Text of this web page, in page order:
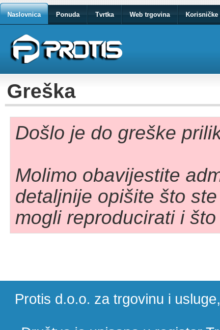
Naslovnica Ponuda Tvrtka Web trgovina Korisničke
Greška
Došlo je do greške
Molimo obavijestite
detaljnije opišite što
mogli reproducirati i
Protis d.o.o. za trgovinu i